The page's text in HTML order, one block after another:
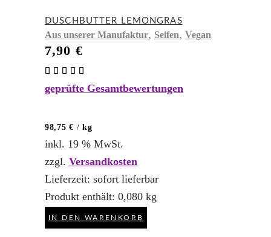
DUSCHBUTTER LEMONGRAS
Aus unserer Manufaktur, Seifen, Vegan
7,90 €
4.95
geprüfte Gesamtbewertungen
98,75€ /kg
inkl. 19 % MwSt.
zzgl. Versandkosten
Lieferzeit: sofort lieferbar
Produkt enthält: 0,080 kg
IN DEN WARENKORB